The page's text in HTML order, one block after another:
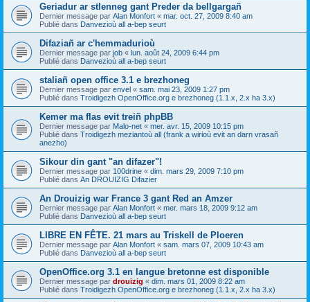
Geriadur ar stlenneg gant Preder da bellgargañ
Dernier message par Alan Monfort « mar. oct. 27, 2009 8:40 am
Publié dans Danvezioù all a-bep seurt
Difaziañ ar c'hemmadurioù
Dernier message par job « lun. août 24, 2009 6:44 pm
Publié dans Danvezioù all a-bep seurt
staliañ open office 3.1 e brezhoneg
Dernier message par envel « sam. mai 23, 2009 1:27 pm
Publié dans Troidigezh OpenOffice.org e brezhoneg (1.1.x, 2.x ha 3.x)
Kemer ma flas evit treiñ phpBB
Dernier message par Malo-net « mer. avr. 15, 2009 10:15 pm
Publié dans Troidigezh meziantoù all (frank a wirioù evit an darn vrasañ
anezho)
Sikour din gant "an difazer"!
Dernier message par 100drine « dim. mars 29, 2009 7:10 pm
Publié dans An DROUIZIG Difazier
An Drouizig war France 3 gant Red an Amzer
Dernier message par Alan Monfort « mer. mars 18, 2009 9:12 am
Publié dans Danvezioù all a-bep seurt
LIBRE EN FÊTE. 21 mars au Triskell de Ploeren
Dernier message par Alan Monfort « sam. mars 07, 2009 10:43 am
Publié dans Danvezioù all a-bep seurt
OpenOffice.org 3.1 en langue bretonne est disponible
Dernier message par drouizig « dim. mars 01, 2009 8:22 am
Publié dans Troidigezh OpenOffice.org e brezhoneg (1.1.x, 2.x ha 3.x)